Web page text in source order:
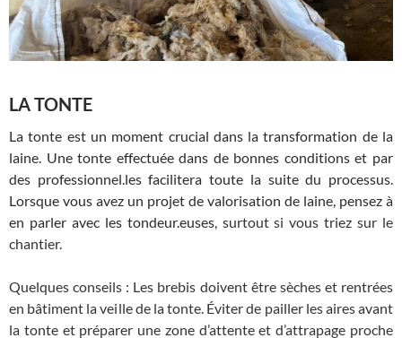
LA TONTE
La tonte est un moment crucial dans la transformation de la
laine. Une tonte effectuée dans de bonnes conditions et par
des professionnel.les facilitera toute la suite du processus.
Lorsque vous avez un projet de valorisation de laine, pensez à
en parler avec les tondeur.euses, surtout si vous triez sur le
chantier.
Quelques conseils : Les brebis doivent être sèches et rentrées
en bâtiment la veille de la tonte. Éviter de pailler les aires avant
la tonte et préparer une zone d’attente et d’attrapage proche